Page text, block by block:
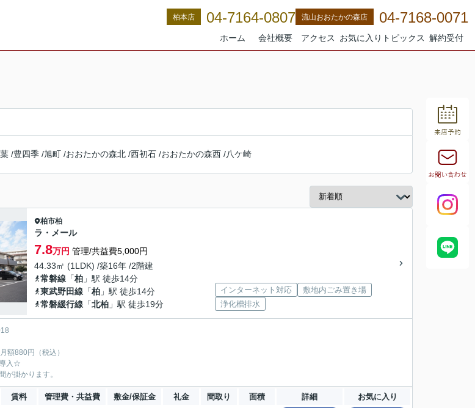
柏本店 04-7164-0807 流山おおたかの森店 04-7168-0071
ホーム 会社概要 アクセス お気に入り トピックス 解約受付
/豊四季 /旭町 /おおたかの森北 /西初石 /おおたかの森西 /八ケ崎
柏市柏
ラ・メール
7.8万円 管理/共益費5,000円
44.33㎡ (1LDK) /築16年 /2階建
常磐線 「柏 」駅 徒歩14分
東武野田線 「柏 」駅 徒歩14分
常磐緩行線 「北柏 」駅 徒歩19分
インターネット対応
敷地内ごみ置き場
浄化槽排水
額880円（税込）
入☆
が掛かります。
賃料 管理費・共益費 敷金/保証金 礼金 間取り 面積 詳細 お気に入り